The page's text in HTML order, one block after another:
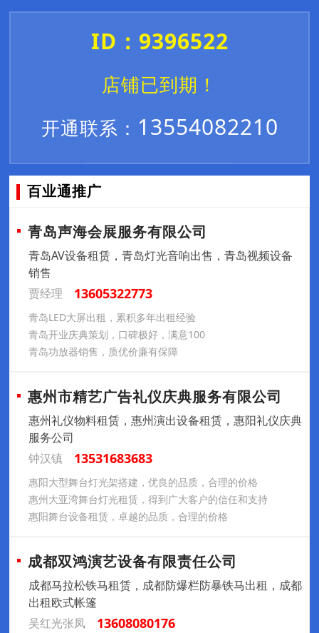
ID：9396522
店铺已到期！
开通联系： 13554082210
百业通推广
青岛声海会展服务有限公司
青岛AV设备租赁，青岛灯光音响出售，青岛视频设备
销售
贾经理
13605322773
青岛LED大屏出租，累积多年出租经验
青岛开业庆典策划，口碑极好，满意100
青岛功放器销售，质优价廉有保障
惠州市精艺广告礼仪庆典服务有限公司
惠州礼仪物料租赁，惠州演出设备租赁，惠阳礼仪庆典
服务公司
钟汉镇
13531683683
惠阳大型舞台灯光架搭建，优良的品质，合理的价格
惠州大亚湾舞台灯光租赁，得到广大客户的信任和支持
惠阳舞台设备租赁，卓越的品质，合理的价格
成都双鸿演艺设备有限责任公司
成都马拉松铁马租赁，成都防爆栏防暴铁马出租，成都
出租欧式帐篷
吴红光张凤
13608080176